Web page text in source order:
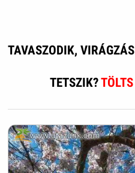
TAVASZODIK,
TETSZIK?